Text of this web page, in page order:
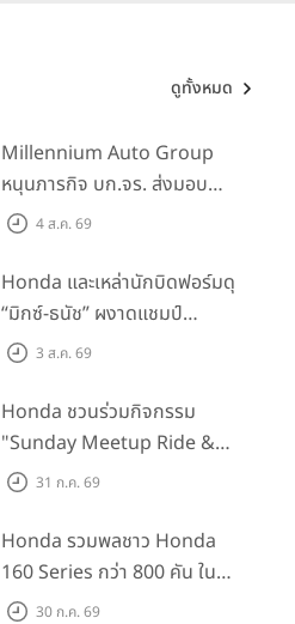
ดูทั้งหมด
Millennium Auto Group
หนุนภารกิจ บก.จร. ส่งมอบ
BMW R 1300 GS และ F 900
พร้อม ยกระดับทักษะการขับขี่
เสริมศักยภาพตำรวจจราจร
4 ส.ค. 69
Honda และเหล่านักบิดฟอร์มดุ
“มิกซ์-ธนัช” ผงาดแชมป์
SS600 2 สนามติด “ข้าวกล้อง”
สนาม 2
3 ส.ค. 69
Honda ชวนร่วมกิจกรรม
"Sunday Meetup Ride &
Soul" จิบกาแฟ พูดคุย แลก
กัน 16 ส.ค. นี้
31 ก.ค. 69
Honda รวมพลชาว Honda
160 Series กว่า 800 คัน ใน
งาน “THE ONE-SIXTI-ER ตัว
30 ก.ค. 69